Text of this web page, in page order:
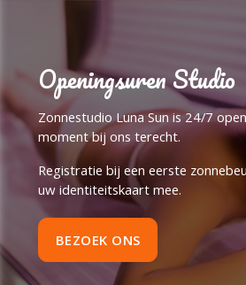
Openingsuren Studio
Zonnestudio Luna Sun is 24/7
moment bij ons terecht.
Registratie bij een eerste
uw identiteitskaart mee.
BEZOEK ONS